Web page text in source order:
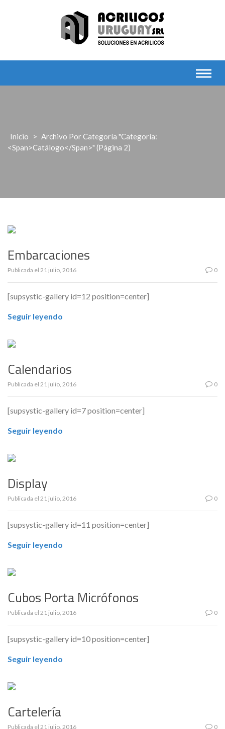
Inicio > Archivo Por Categoría "Categoría:
<span>Catálogo</span>" (Página 2)
Embarcaciones
Publicada el 21 julio, 2016 0
[supsystic-gallery id=12 position=center]
Seguir leyendo
Calendarios
Publicada el 21 julio, 2016 0
[supsystic-gallery id=7 position=center]
Seguir leyendo
Display
Publicada el 21 julio, 2016 0
[supsystic-gallery id=11 position=center]
Seguir leyendo
Cubos Porta Micrófonos
Publicada el 21 julio, 2016 0
[supsystic-gallery id=10 position=center]
Seguir leyendo
Cartelería
Publicada el 21 julio, 2016 0